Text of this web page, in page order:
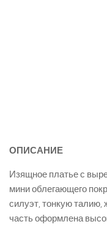
ОПИСАНИЕ
Изящное платье с
мини облегающего
силуэт, тонкую талию,
часть оформлена